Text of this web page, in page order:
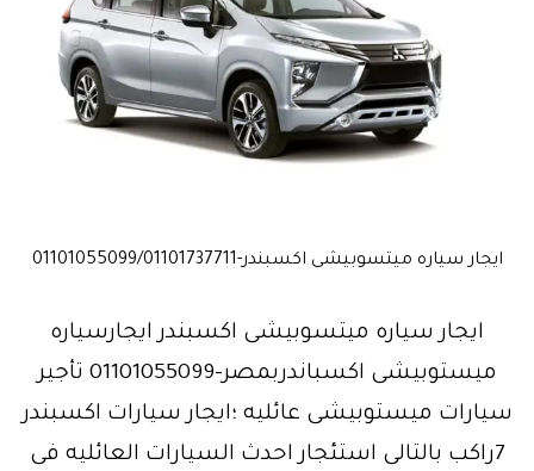
ايجار سياره ميتسوبيشى اكسبندر-01101055099/01101737711
ايجار سياره ميتسوبيشى اكسبندر ايجارسياره
ميستوبيشى اكسباندربمصر-01101055099 تأجير
سيارات ميستوبيشى عائليه ؛ايجار سيارات اكسبندر
7راكب بالتالى استئجار احدث السيارات العائليه فى